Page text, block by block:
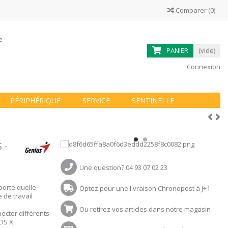
Comparer (0)
PANIER
(vide)
Connexion
PÉRIPHÉRIQUE SERVICE SENTINELLE
-
quelle
de travail
différents
X.
Une question? 04 93 07 02 23
Optez pour une livraison Chronopost à J+1
Ou retirez vos articles dans notre magasin